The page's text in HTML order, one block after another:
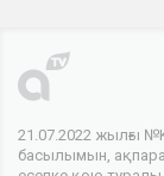
21.07.2022 жылғы
басылымын,